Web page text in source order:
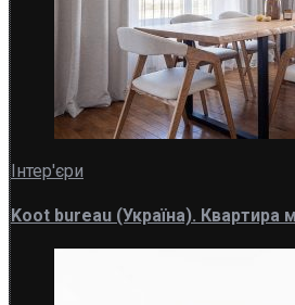
Інтер'єри
Koot bureau (Україна). Квартира